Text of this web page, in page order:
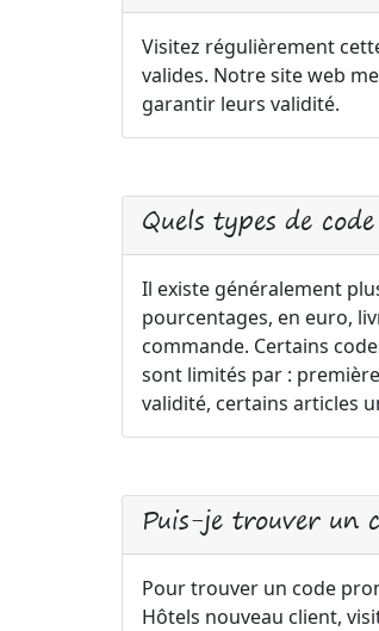
Visitez régulièrement
valides. Notre site web
garantir leurs validité.
Quels types de
Il existe généralement
pourcentages, en euro,
commande. Certains
sont limités par :
validité, certains articles
Puis-je trouver un
Pour trouver un code
Hôtels nouveau client,